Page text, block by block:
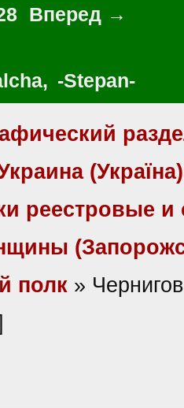
Вперед →
, -Stepan-
(Україна)
реестровые и
полк »